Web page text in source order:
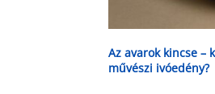
Az avarok kincse –
művészi ivóedény?